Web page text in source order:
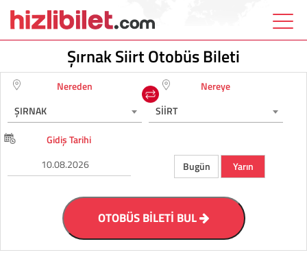
Şırnak Siirt Otobüs Bileti
Nereden
ŞIRNAK
Nereye
SİİRT
Gidiş Tarihi
Bugün
Yarın
OTOBÜS BİLETİ BUL